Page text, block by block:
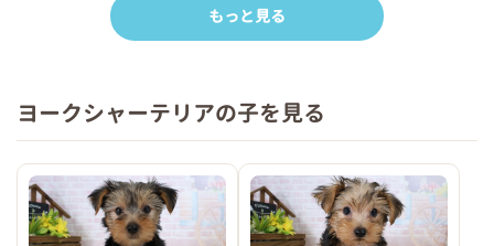
もっと見る
ヨークシャーテリアの子を見る